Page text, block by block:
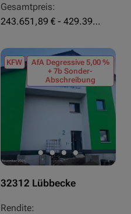
Gesamtpreis:
243.651,89 € - 429.392,43 €
KFW
AfA Degressive 5,00 %
+ 7b Sonder-
Abschreibung
32312 Lübbecke
Rendite: